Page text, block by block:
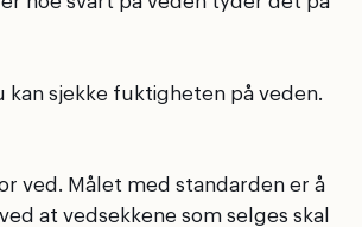
sjekke fuktigheten på veden.
ved. Målet med standarden er å
at vedsekkene som selges skal